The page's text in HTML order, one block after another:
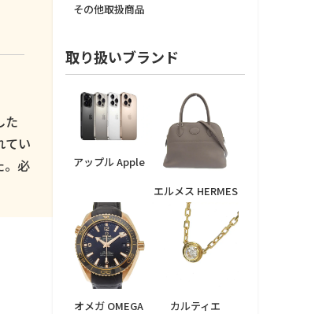
た
てい
。必
その他取扱商品
取り扱いブランド
アップル Apple
エルメス HERMES
オメガ OMEGA
カルティエ